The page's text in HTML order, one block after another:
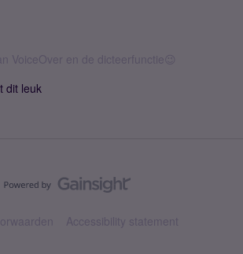
VoiceOver en de dicteerfunctie😉
dit leuk
Accessibility statement